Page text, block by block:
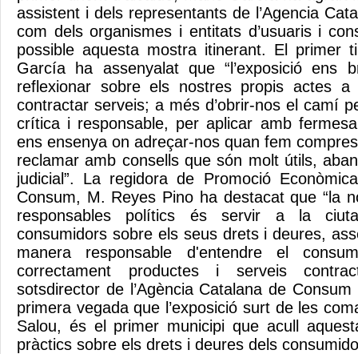
assistent i dels representants de l’Agencia
com dels organismes i entitats d’usuaris i
possible aquesta mostra itinerant. El primer
García ha assenyalat que “l’exposició ens
reflexionar sobre els nostres propis actes a
contractar serveis; a més d’obrir-nos el camí
crítica i responsable, per aplicar amb
ens ensenya on adreçar-nos quan fem
reclamar amb consells que són molt útils,
judicial”. La regidora de Promoció
Consum, M. Reyes Pino ha destacat que “la
responsables polítics és servir a la
consumidors sobre els seus drets i deures,
manera responsable d'entendre el
correctament productes i serveis
sotsdirector de l’Agència Catalana de
primera vegada que l’exposició surt de les
Salou, és el primer municipi que acull
pràctics sobre els drets i deures dels